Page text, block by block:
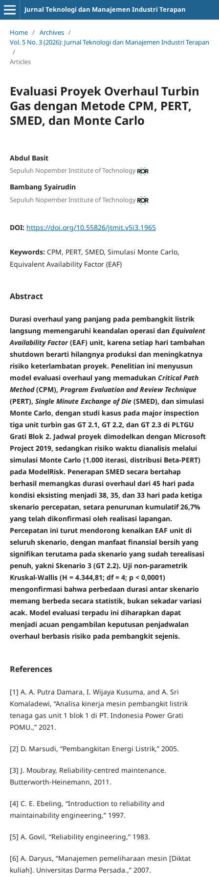
Jurnal Teknologi dan Manajemen Industri Terapan
Home / Archives /
Vol. 5 No. 3 (2026): Jurnal Teknologi dan Manajemen Industri Terapan
/
Articles
Evaluasi Proyek Overhaul Turbin
Gas dengan Metode CPM, PERT,
SMED, dan Monte Carlo
Abdul Basit
Sepuluh Nopember Institute of Technology
Bambang Syairudin
Sepuluh Nopember Institute of Technology
DOI: https://doi.org/10.55826/jtmit.v5i3.1965
Keywords: CPM, PERT, SMED, Simulasi Monte Carlo,
Equivalent Availability Factor (EAF)
Abstract
Durasi overhaul yang panjang pada pembangkit listrik
langsung memengaruhi keandalan operasi dan Equivalent
Availability Factor(EAF) unit, karena setiap hari tambahan
shutdown berarti hilangnya produksi dan meningkatnya
risiko keterlambatan proyek. Penelitian ini menyusun
model evaluasi overhaul yang memadukan Critical Path
Method(CPM), Program Evaluation and Review Technique
(PERT), Single Minute Exchange of Die(SMED), dan simulasi
Monte Carlo, dengan studi kasus pada major inspection
tiga unit turbin gas GT 2.1, GT 2.2, dan GT 2.3 di PLTGU
Grati Blok 2. Jadwal proyek dimodelkan dengan Microsoft
Project 2019, sedangkan risiko waktu dianalisis melalui
simulasi Monte Carlo (1.000 iterasi, distribusi Beta-PERT)
pada ModelRisk. Penerapan SMED secara bertahap
berhasil memangkas durasi overhaul dari 45 hari pada
kondisi eksisting menjadi 38, 35, dan 33 hari pada ketiga
skenario percepatan, setara penurunan kumulatif 26,7%
yang telah dikonfirmasi oleh realisasi lapangan.
Percepatan ini turut mendorong kenaikan EAF unit di
seluruh skenario, dengan manfaat finansial bersih yang
signifikan terutama pada skenario yang sudah terealisasi
penuh, yakni Skenario 3 (GT 2.2). Uji non-parametrik
Kruskal-Wallis (H = 4.344,81; df = 4; p < 0,0001)
mengonfirmasi bahwa perbedaan durasi antar skenario
memang berbeda secara statistik, bukan sekadar variasi
acak. Model evaluasi terpadu ini diharapkan dapat
menjadi acuan pengambilan keputusan penjadwalan
overhaul berbasis risiko pada pembangkit sejenis.
References
[1] A. A. Putra Damara, I. Wijaya Kusuma, and A. Sri
Komaladewi, “Analisa kinerja mesin pembangkit listrik
tenaga gas unit 1 blok 1 di PT. Indonesia Power Grati
POMU.,” 2021.
[2] D. Marsudi, “Pembangkitan Energi Listrik,” 2005.
[3] J. Moubray, Reliability-centred maintenance.
Butterworth-Heinemann, 2011.
[4] C. E. Ebeling, “Introduction to reliability and
maintainability engineering,” 1997.
[5] A. Govil, “Reliability engineering,” 1983.
[6] A. Daryus, “Manajemen pemeliharaan mesin [Diktat
kuliah]. Universitas Darma Persada.,” 2007.